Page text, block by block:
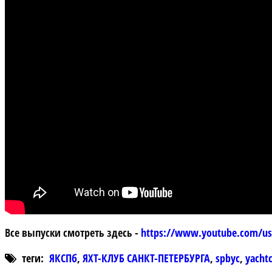
Все выпуски смотреть здесь - https://www.youtube.com/
теги: ЯКСПб, ЯХТ-КЛУБ САНКТ-ПЕТЕРБУРГА, spbyc,